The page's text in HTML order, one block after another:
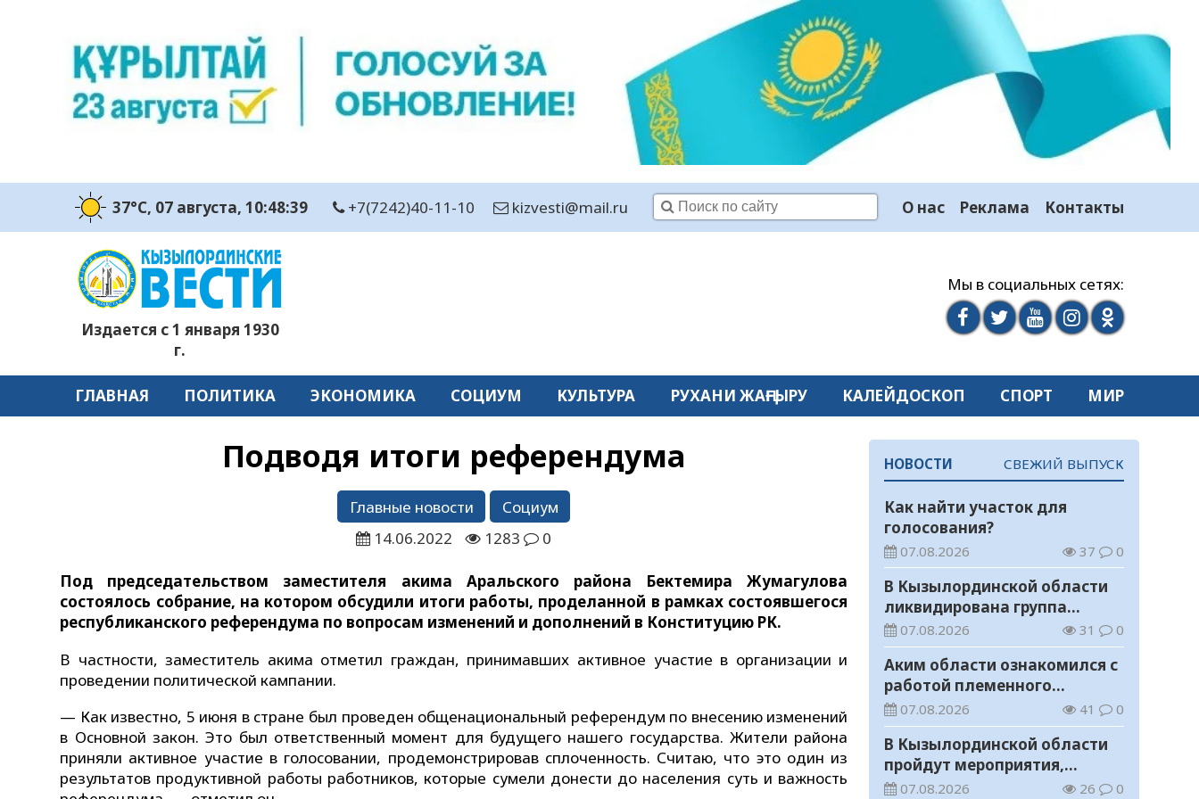
37°C, 07 августа, 10:48:40 +7(7242)40-11-10 kizvesti@mail.ru О нас Реклама Контакты
Издается с 1 января 1930
г.
Мы в социальных сетях:
ГЛАВНАЯ ПОЛИТИКА ЭКОНОМИКА СОЦИУМ КУЛЬТУРА РУХАНИ ЖАҢҒЫРУ КАЛЕЙДОСКОП СПОРТ МИР
Подводя итоги референдума
Главные новости
Социум
14.06.2022
1283 0
Под председательством заместителя акима Аральского района Бектемира Жумагулова
состоялось собрание, на котором обсудили итоги работы, проделанной в рамках состоявшегося
республиканского референдума по вопросам изменений и дополнений в Конституцию РК.
В частности, заместитель акима отметил граждан, принимавших активное участие в организации и
проведении политической кампании.
— Как известно, 5 июня в стране был проведен общенациональный референдум по внесению изменений
в Основной закон. Это был ответственный момент для будущего нашего государства. Жители района
приняли активное участие в голосовании, продемонстрировав сплоченность. Считаю, что это один из
результатов продуктивной работы работников, которые сумели донести до населения суть и важность
НОВОСТИ СВЕЖИЙ ВЫПУСК
Как найти участок для
голосования?
07.08.2026 37 0
В Кызылординской области
ликвидирована группа
нелегальных добытчиков
золота
07.08.2026 31 0
Аким области ознакомился с
работой племенного
хозяйства в Жанакорганском
районе
07.08.2026 41 0
В Кызылординской области
пройдут мероприятия,
посвященные
07.08.2026 26 0